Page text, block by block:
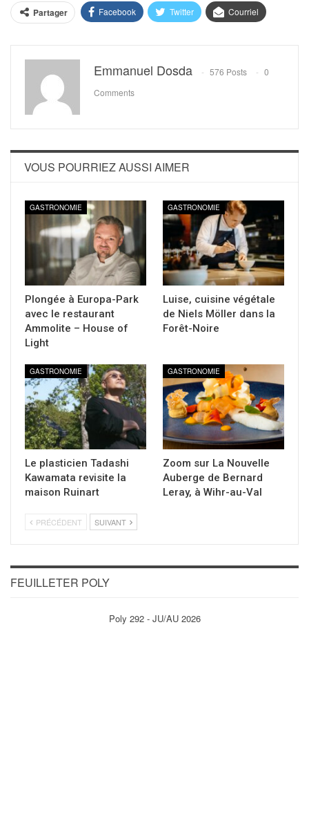
Partager Facebook Twitter Courriel
Emmanuel Dosda 576 Posts
0
Comments
VOUS POURRIEZ AUSSI AIMER
GASTRONOMIE
Plongée à Europa-Park
avec le restaurant
Ammolite – House of
Light
GASTRONOMIE
Luise, cuisine végétale
de Niels Möller dans la
Forêt-Noire
GASTRONOMIE
Le plasticien Tadashi
Kawamata revisite la
maison Ruinart
GASTRONOMIE
Zoom sur La Nouvelle
Auberge de Bernard
Leray, à Wihr-au-Val
PRÉCÉDENT SUIVANT
FEUILLETER POLY
Poly 292 - JU/AU 2026